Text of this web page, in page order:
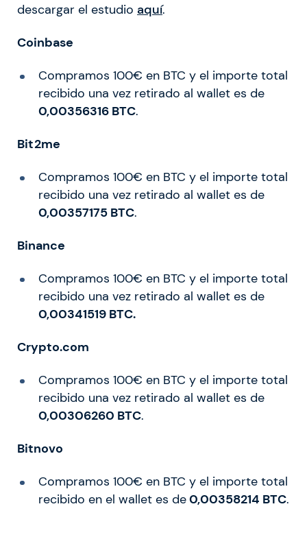
descargar el estudio aquí.
Coinbase
Compramos 100€ en BTC y el importe total
recibido una vez retirado al wallet es de
0,00356316 BTC.
Bit2me
Compramos 100€ en BTC y el importe total
recibido una vez retirado al wallet es de
0,00357175 BTC.
Binance
Compramos 100€ en BTC y el importe total
recibido una vez retirado al wallet es de
0,00341519 BTC.
Crypto.com
Compramos 100€ en BTC y el importe total
recibido una vez retirado al wallet es de
0,00306260 BTC.
Bitnovo
Compramos 100€ en BTC y el importe total
recibido en el wallet es de0,00358214 BTC.